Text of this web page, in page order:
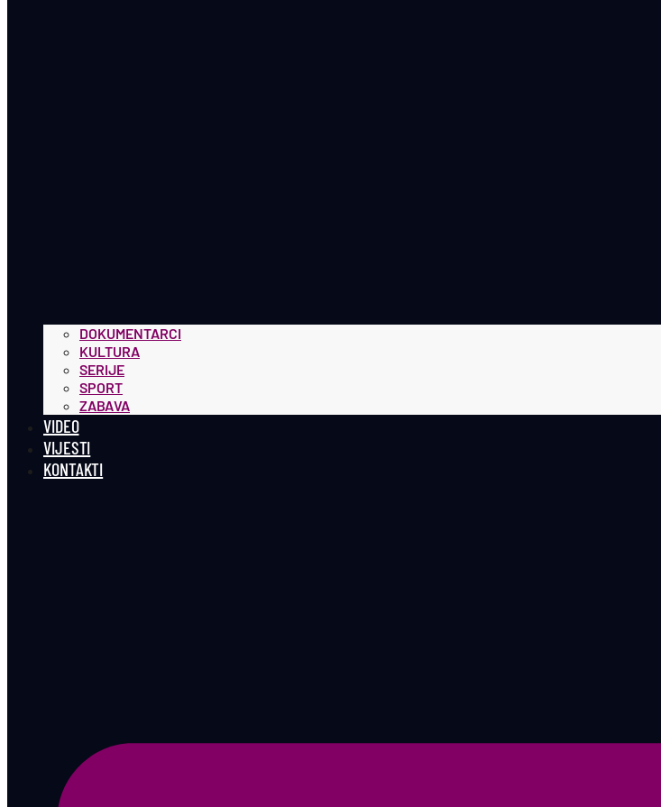
DOKUMENTARCI
KULTURA
SERIJE
SPORT
ZABAVA
VIDEO
VIJESTI
KONTAKTI